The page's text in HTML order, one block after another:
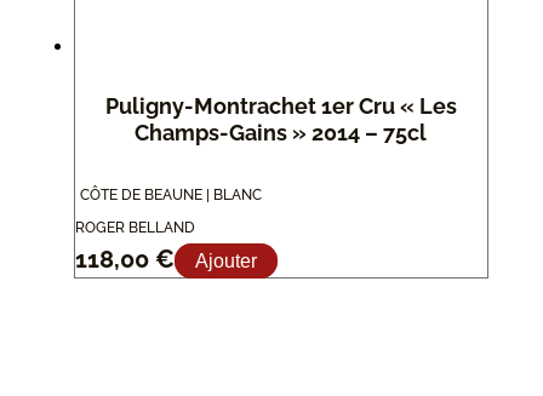
Puligny-Montrachet 1er Cru « Les
Champs-Gains » 2014 – 75cl
CÔTE DE BEAUNE | BLANC
ROGER BELLAND
118,00 € Ajouter